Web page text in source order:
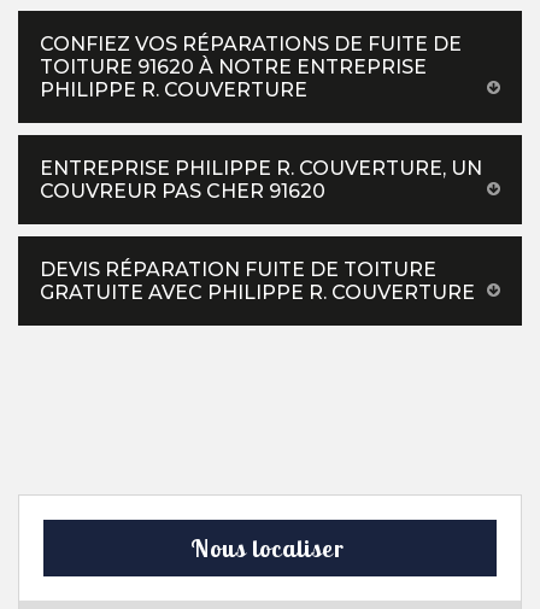
CONFIEZ VOS RÉPARATIONS DE FUITE DE
TOITURE 91620 À NOTRE ENTREPRISE
PHILIPPE R. COUVERTURE
ENTREPRISE PHILIPPE R. COUVERTURE, UN
COUVREUR PAS CHER 91620
DEVIS RÉPARATION FUITE DE TOITURE
GRATUITE AVEC PHILIPPE R. COUVERTURE
Nous localiser